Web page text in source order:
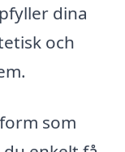
dina
och
som